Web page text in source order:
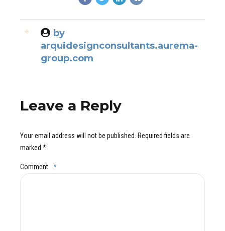
by
arquidesignconsultants.aurema-
group.com
Leave a Reply
Your email address will not be published. Required fields are
marked *
Comment *